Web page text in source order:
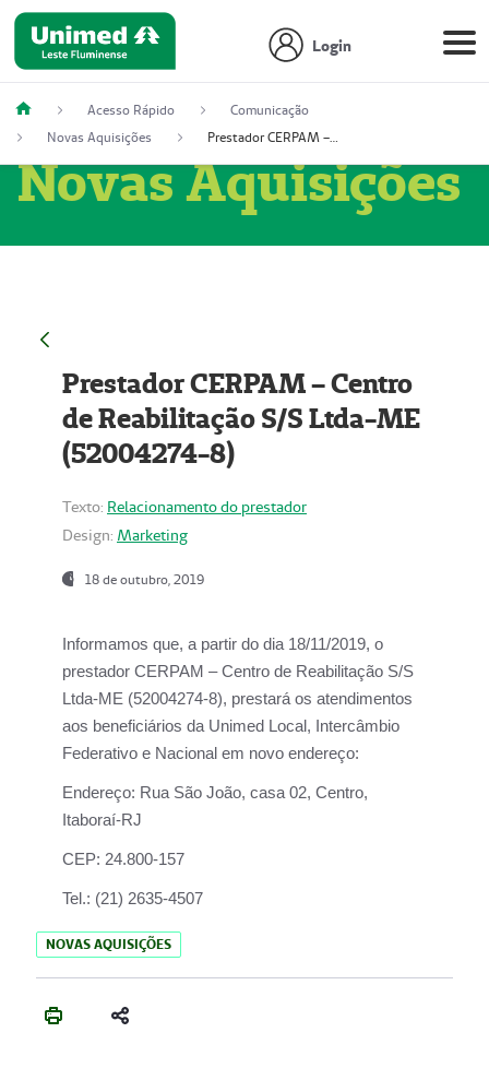
Login
Acesso Rápido
Comunicação
Novas Aquisições
Prestador CERPAM – Centro de Reabilitação S/S Ltda-ME (52004274-8)
Novas Aquisições
Prestador CERPAM – Centro
de Reabilitação S/S Ltda-ME
(52004274-8)
Texto: Relacionamento do prestador
Design: Marketing
18 de outubro, 2019
Informamos que, a partir do dia 18/11/2019, o
prestador CERPAM – Centro de Reabilitação S/S
Ltda-ME (52004274-8), prestará os atendimentos
aos beneficiários da Unimed Local, Intercâmbio
Federativo e Nacional em novo endereço:
Endereço: Rua São João, casa 02, Centro,
Itaboraí-RJ
CEP: 24.800-157
Tel.: (21) 2635-4507
NOVAS AQUISIÇÕES